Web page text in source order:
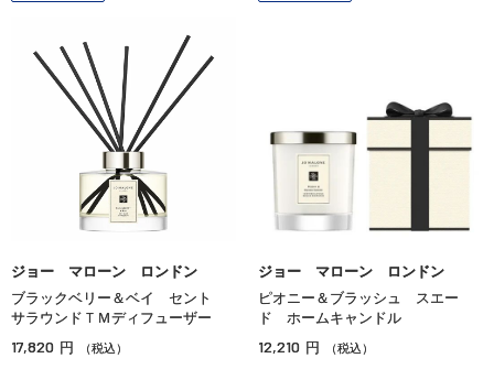
ジョー マローン ロンドン
ブラックベリー＆ベイ セント
サラウンドＴＭディフューザー
17,820 円 （税込）
ジョー マローン ロンドン
ピオニー＆ブラッシュ スエー
ド ホームキャンドル
12,210 円 （税込）